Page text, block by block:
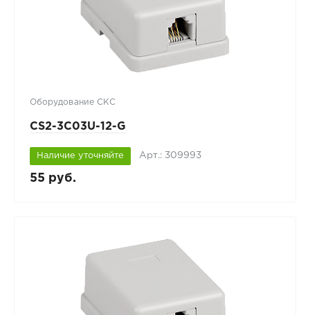
Оборудование СКС
CS2-3C03U-12-G
Наличие уточняйте Арт.: 309993
55 руб.